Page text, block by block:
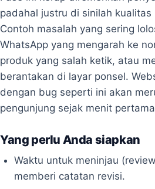
padahal justru di sinilah
Contoh masalah yang sering
WhatsApp yang mengarah ke
produk yang salah ketik, atau
berantakan di layar ponsel.
dengan bug seperti ini akan
pengunjung sejak menit
Yang perlu Anda siapkan
Waktu untuk meninjau
memberi catatan revisi.